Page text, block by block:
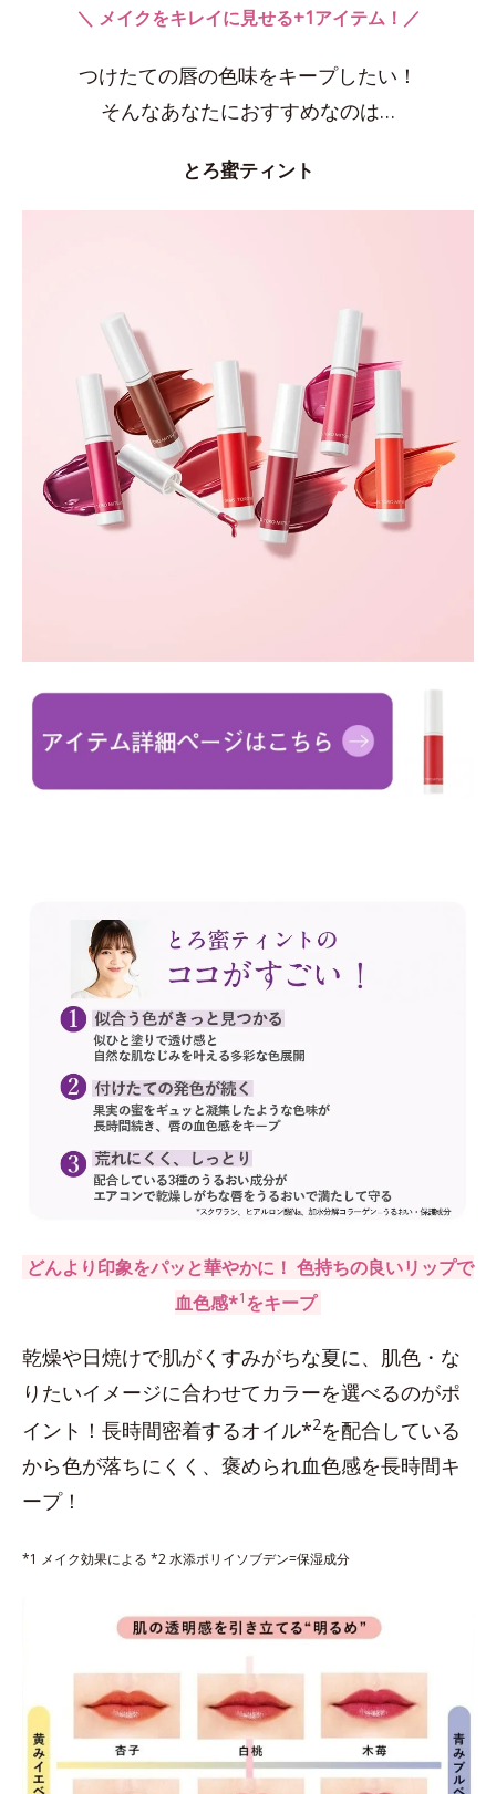
＼ メイクをキレイに見せる+1アイテム！／
つけたての唇の色味をキープしたい！
そんなあなたにおすすめなのは…
とろ蜜ティント
どんより印象をパッと華やかに！ 色持ちの良いリップで
血色感*1をキープ
乾燥や日焼けで肌がくすみがちな夏に、肌色・な
りたいイメージに合わせてカラーを選べるのがポ
イント！長時間密着するオイル*2を配合している
から色が落ちにくく、褒められ血色感を長時間キ
ープ！
*1 メイク効果による *2 水添ポリイソブデン=保湿成分